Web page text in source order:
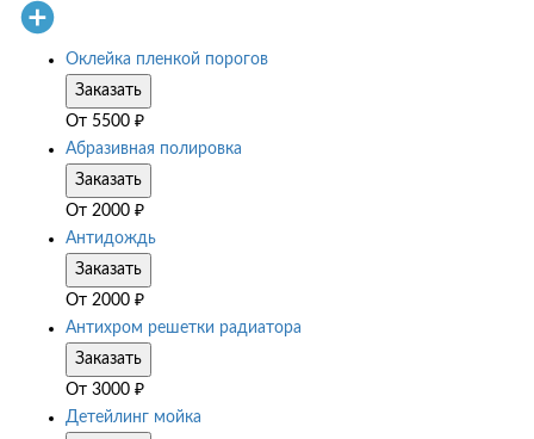
Оклейка пленкой порогов
Заказать
От 5500 ₽
Абразивная полировка
Заказать
От 2000 ₽
Антидождь
Заказать
От 2000 ₽
Антихром решетки радиатора
Заказать
От 3000 ₽
Детейлинг мойка